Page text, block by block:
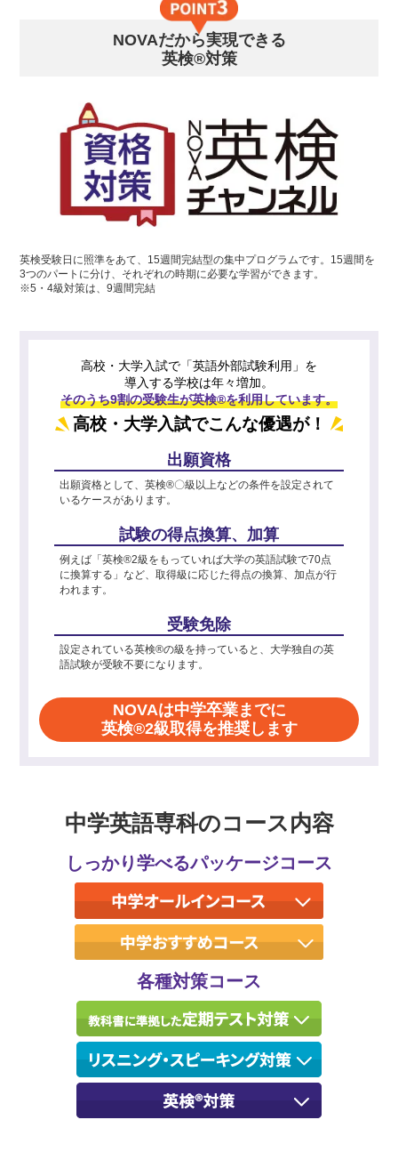
NOVAだから実現できる
英検®対策
英検受験日に照準をあて、15週間完結型の集中プログラムです。15週間を
3つのパートに分け、それぞれの時期に必要な学習ができます。
※5・4級対策は、9週間完結
高校・大学入試で「英語外部試験利用」を
導入する学校は年々増加。
そのうち9割の受験生が英検®を利用しています。
高校・大学入試でこんな優遇が！
出願資格
出願資格として、英検®〇級以上などの条件を設定されて
いるケースがあります。
試験の得点換算、加算
例えば「英検®2級をもっていれば大学の英語試験で70点
に換算する」など、取得級に応じた得点の換算、加点が行
われます。
受験免除
設定されている英検®の級を持っていると、大学独自の英
語試験が受験不要になります。
NOVAは中学卒業までに
英検®2級取得を推奨します
中学英語専科のコース内容
しっかり学べるパッケージコース
各種対策コース